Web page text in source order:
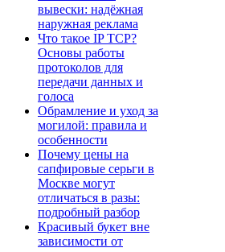
вывески: надёжная
наружная реклама
Что такое IP TCP?
Основы работы
протоколов для
передачи данных и
голоса
Обрамление и уход за
могилой: правила и
особенности
Почему цены на
сапфировые серьги в
Москве могут
отличаться в разы:
подробный разбор
Красивый букет вне
зависимости от